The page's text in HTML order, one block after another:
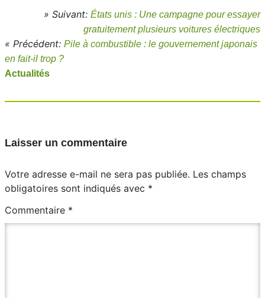
» Suivant: États unis : Une campagne pour essayer
gratuitement plusieurs voitures électriques
« Précédent: Pile à combustible : le gouvernement japonais
en fait-il trop ?
Actualités
Laisser un commentaire
Votre adresse e-mail ne sera pas publiée. Les champs
obligatoires sont indiqués avec *
Commentaire *